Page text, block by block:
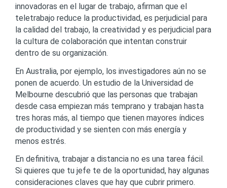
innovadoras en el lugar de trabajo, afirman que el
teletrabajo reduce la productividad, es perjudicial para
la calidad del trabajo, la creatividad y es perjudicial para
la cultura de colaboración que intentan construir
dentro de su organización.
En Australia, por ejemplo, los investigadores aún no se
ponen de acuerdo. Un estudio de la Universidad de
Melbourne descubrió que las personas que trabajan
desde casa empiezan más temprano y trabajan hasta
tres horas más, al tiempo que tienen mayores índices
de productividad y se sienten con más energía y
menos estrés.
En definitiva, trabajar a distancia no es una tarea fácil.
Si quieres que tu jefe te de la oportunidad, hay algunas
consideraciones claves que hay que cubrir primero.